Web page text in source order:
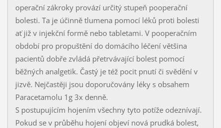
operační zákroky provází určitý stupeň pooperační
bolesti. Ta je účinně tlumena pomocí léků proti bolesti
ať již v injekční formě nebo tabletami. V pooperačním
období pro propuštění do domácího léčení většina
pacientů dobře zvládá přetrvávající bolest pomocí
běžných analgetik. Častý je též pocit pnutí či svědění v
jizvě. Nejčastěji jsou doporučovány léky s obsahem
Paracetamolu 1g 3x denně.
S postupujícím hojením všechny tyto potíže odeznívají.
Pokud se v průběhu hojení objeví nová prudká bolest,